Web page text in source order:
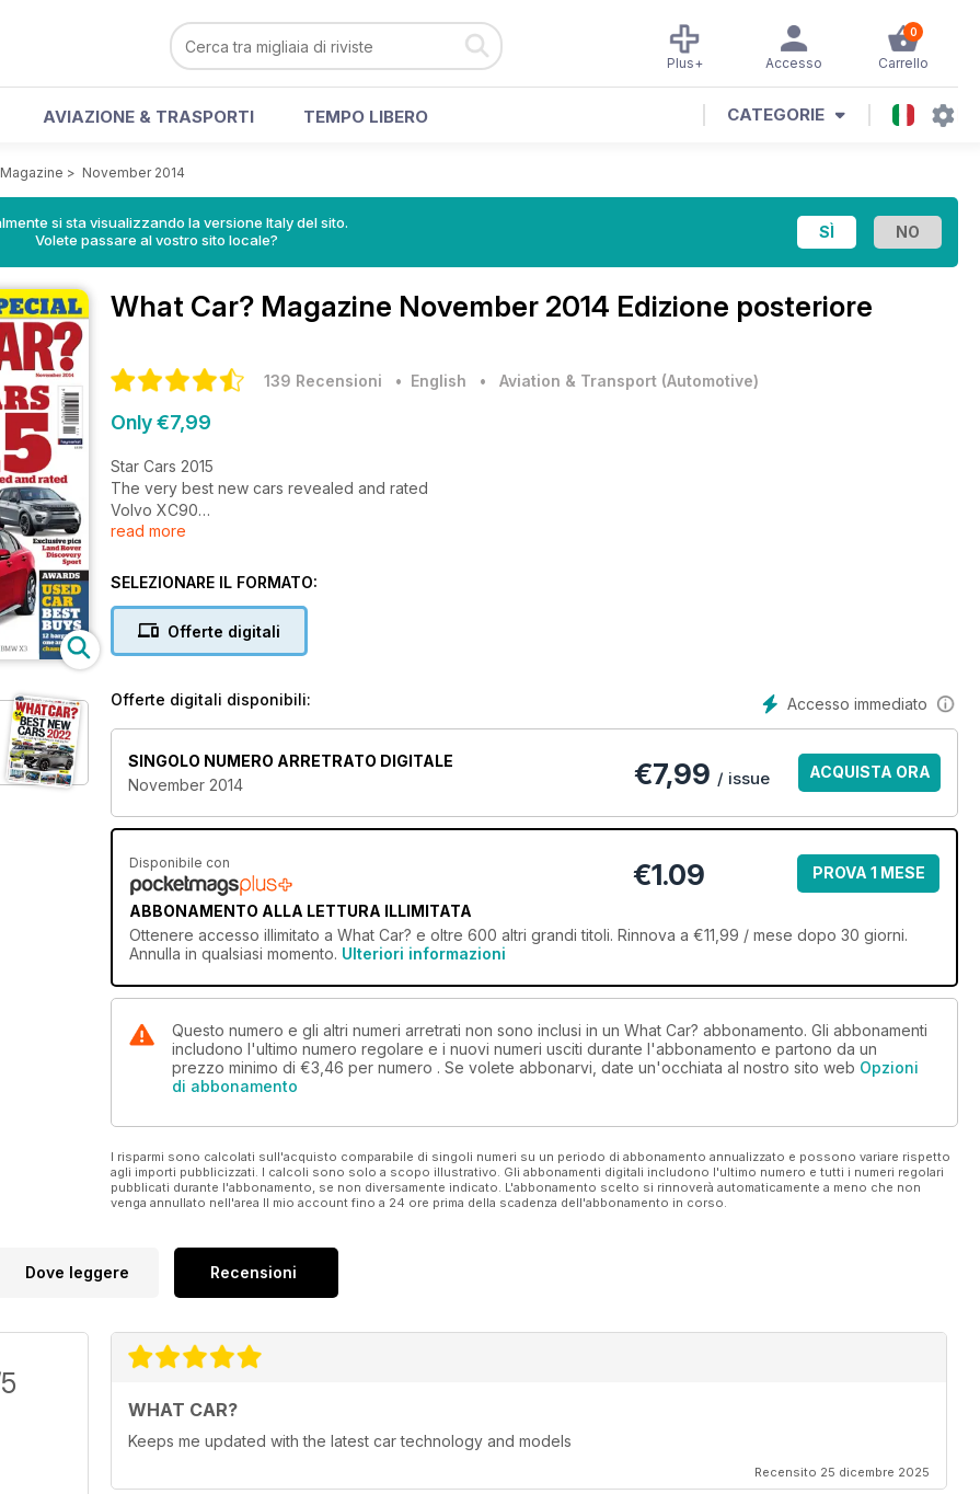
0
Carrello
Accesso
Plus+
AVIAZIONE & TRASPORTI TEMPO LIBERO CATEGORIE
> November 2014
si sta visualizzando la versione Italy del sito.
Volete passare al vostro sito locale?
What Car? Magazine November 2014 Edizione posteriore
139 Recensioni • English • Aviation & Transport (Automotive)
Only €7,99
Star Cars 2015
The very best new cars revealed and rated
Volvo XC90
Jaguar XE
Land Rover Discovery Sport
read more
SELEZIONARE IL FORMATO:
Offerte digitali
Accesso immediato
Offerte digitali disponibili:
SINGOLO NUMERO ARRETRATO DIGITALE
November 2014
€7,99 / issue ACQUISTA ORA
Disponibile con
ABBONAMENTO ALLA LETTURA ILLIMITATA
€1.09 PROVA 1 MESE
Ottenere accesso illimitato a What Car? e oltre 600 altri grandi titoli. Rinnova a €11,99 / mese dopo 30 giorni.
Annulla in qualsiasi momento. Ulteriori informazioni
Questo numero e gli altri numeri arretrati non sono inclusi in un What Car? abbonamento. Gli abbonamenti
includono l'ultimo numero regolare e i nuovi numeri usciti durante l'abbonamento e partono da un
prezzo minimo di €3,46 per numero . Se volete abbonarvi, date un'occhiata al nostro sito web Opzioni
di abbonamento
I risparmi sono calcolati sull'acquisto comparabile di singoli numeri su un periodo di abbonamento annualizzato e possono variare rispetto
agli importi pubblicizzati. I calcoli sono solo a scopo illustrativo. Gli abbonamenti digitali includono l'ultimo numero e tutti i numeri regolari
pubblicati durante l'abbonamento, se non diversamente indicato. L'abbonamento scelto si rinnoverà automaticamente a meno che non
venga annullato nell'area Il mio account fino a 24 ore prima della scadenza dell'abbonamento in corso.
Dove leggere Recensioni
WHAT CAR?
Keeps me updated with the latest car technology and models
Recensito 25 dicembre 2025